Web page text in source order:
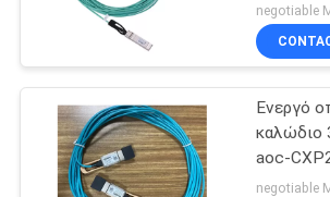
πλεξίδα
ινών
negotiable
Ενεργό
καλώδιο
aoc-
86pd10z-
negotiable